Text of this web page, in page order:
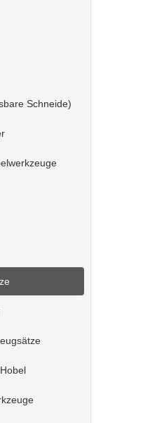
Schneide)